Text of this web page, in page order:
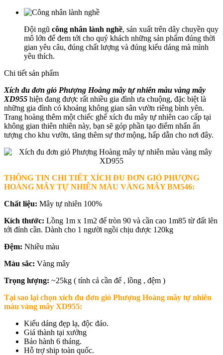
Đội ngũ công nhân lành nghề, sản xuất trên dây chuyền quy
mô lớn để đem tới cho quý khách những sản phẩm đúng thời
gian yêu câu, đúng chất lượng và đúng kiểu dáng mà mình
yêu thích.
Chi tiết sản phẩm
Xích đu đơn giỏ Phượng Hoàng mây tự nhiên màu vàng mây
XD955 hiện đang được rất nhiều gia đình ưa chuộng, đặc biệt là
những gia đình có khoảng không gian sân vườn riêng bình yên.
Trang hoàng thêm một chiếc ghế xích đu mây tự nhiên cao cấp tại
không gian thiên nhiên này, bạn sẽ góp phần tạo điểm nhấn ấn
tượng cho khu vườn, tăng thêm sự thơ mộng, hấp dẫn cho nơi đây.
THÔNG TIN CHI TIẾT XÍCH ĐU ĐƠN GIỎ PHƯỢNG
HOÀNG MÂY TỰ NHIÊN MÀU VÀNG MÂY BM546:
Chất liệu: Mây tự nhiên 100%
Kích thước: Lồng 1m x 1m2 đế tròn 90 và cần cao 1m85 từ đất lên
tới đỉnh cần. Dành cho 1 người ngồi chịu được 120kg
Đệm: Nhiều màu
Màu sắc: Vàng mây
Trọng lượng: ~25kg ( tính cả cần đế , lồng , đệm )
Tại sao lại chọn xích đu đơn giỏ Phượng Hoàng mây tự nhiên
màu vàng mây XD955:
Kiểu dáng đẹp lạ, độc đáo.
Giá thành tại xưởng
Bảo hành 6 tháng.
Hỗ trợ ship toàn quốc.